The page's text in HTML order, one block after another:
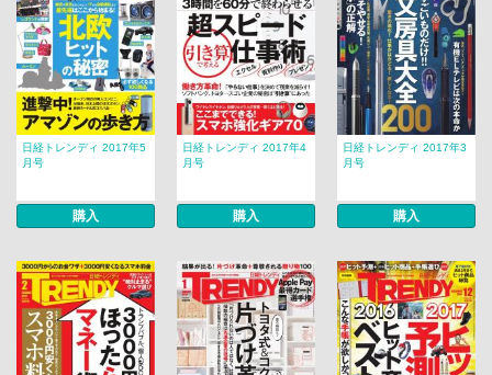
日経トレンディ 2017年5
月号
購入
日経トレンディ 2017年4
月号
購入
日経トレンディ 2017年3
月号
購入